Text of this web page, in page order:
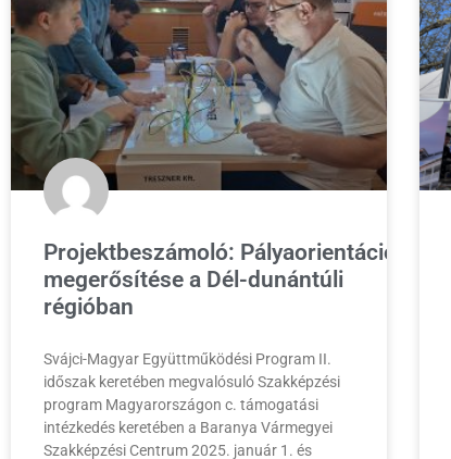
Projektbeszámoló: Pályaorientáció
megerősítése a Dél-dunántúli
régióban
Svájci-Magyar Együttműködési Program II.
időszak keretében megvalósuló Szakképzési
program Magyarországon c. támogatási
intézkedés keretében a Baranya Vármegyei
Szakképzési Centrum 2025. január 1. és